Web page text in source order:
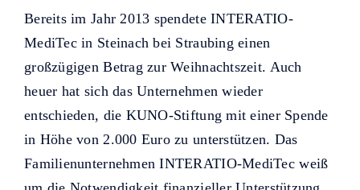
Bereits im Jahr 2013 spendete INTERATIO-
MediTec in Steinach bei Straubing einen
großzügigen Betrag zur Weihnachtszeit. Auch
heuer hat sich das Unternehmen wieder
entschieden, die KUNO-Stiftung mit einer Spende
in Höhe von 2.000 Euro zu unterstützen. Das
Familienunternehmen INTERATIO-MediTec weiß